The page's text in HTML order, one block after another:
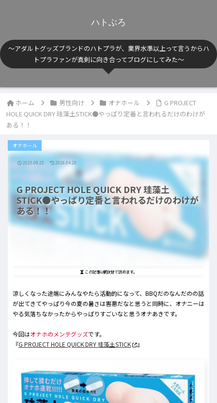
ハトぶろ
〜アダルトグッズブランドのハトプラが、業界水準以上って言うからハ
トプラファンが真剣に向き合ってブログにしてみた〜
ホーム 男性向け オナホール
G PROJECT
HOLE QUICK DRY 珪藻土STICK●やっぱり定番と言われるだけのわけが
ある！！
G PROJECT HOLE QUICK DRY 珪藻土
STICK●やっぱり定番と言われるだけのわけが
ある！！
オナホール
2025.09.25 2026.04.20
この記事は約3分で読めます。
涼しくなった途端にみんなやたら活動的になって、BBQだのなんだのの話
が出てきてやっぱり今の夏の暑さは害悪だなと思うと同時に、オナニーは
やる気落ちなかったからやっぱりすごいなと思うオナあきです。
今回はオナホのメンテグッズです。
『G PROJECT HOLE QUICK DRY 珪藻土STICK 』